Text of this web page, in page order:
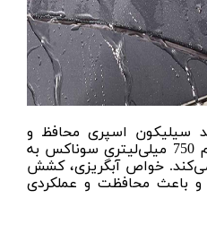
سیلیکون اسپری محافظ و
براق کننده بدنه خودرو اکستریم 750 میلی‌لیتری سوناکس به
خواص آبگریزی، کشش
و باعث محافظت و عملکردی